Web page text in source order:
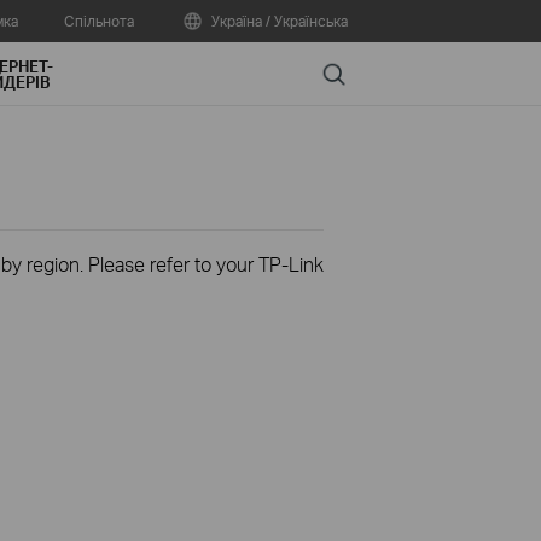
Спільнота Україна / Українська
Search
region. Please refer to your TP-Link